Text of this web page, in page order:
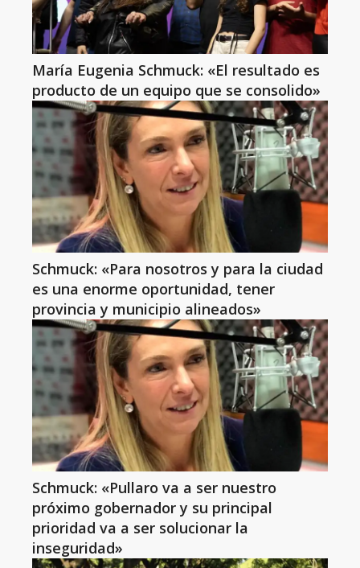
María Eugenia Schmuck: «El resultado es
producto de un equipo que se consolido»
Schmuck: «Para nosotros y para la ciudad
es una enorme oportunidad, tener
provincia y municipio alineados»
Schmuck: «Pullaro va a ser nuestro
próximo gobernador y su principal
prioridad va a ser solucionar la
inseguridad»